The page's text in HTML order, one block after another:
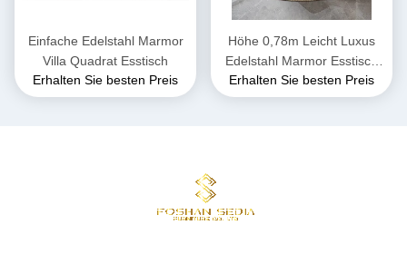
Einfache Edelstahl Marmor
Villa Quadrat Esstisch
Erhalten Sie besten Preis
Höhe 0,78m Leicht Luxus
Edelstahl Marmor Esstisch
für sechs
Erhalten Sie besten Preis